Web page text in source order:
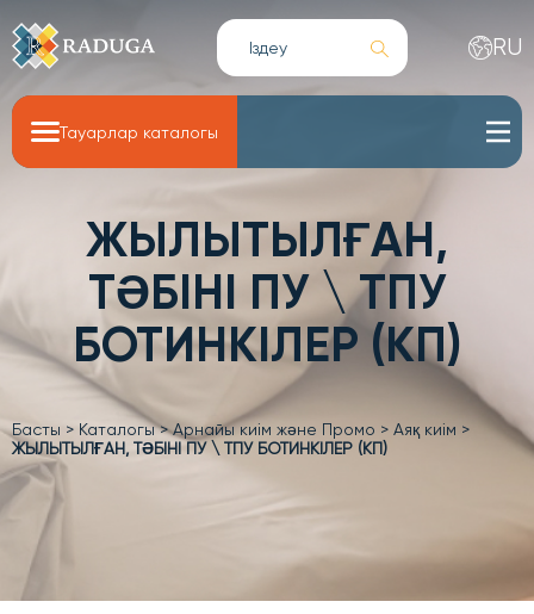
RU
Тауарлар каталогы
ЖЫЛЫТЫЛҒАН,
ТӘБІНІ ПУ \ ТПУ
БОТИНКІЛЕР (КП)
Басты > Каталогы>Арнайы киім және Промо > Аяқ киім >
ЖЫЛЫТЫЛҒАН, ТӘБІНІ ПУ \ ТПУ БОТИНКІЛЕР (КП)